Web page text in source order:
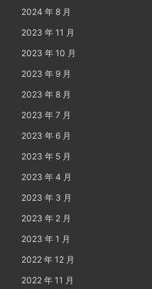
2024 年 8 月
2023 年 11 月
2023 年 10 月
2023 年 9 月
2023 年 8 月
2023 年 7 月
2023 年 6 月
2023 年 5 月
2023 年 4 月
2023 年 3 月
2023 年 2 月
2023 年 1 月
2022 年 12 月
2022 年 11 月